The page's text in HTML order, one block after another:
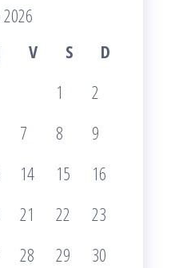
2026
V S
D
1
2
7 8
9
14 15
16
21 22
23
28 29
30